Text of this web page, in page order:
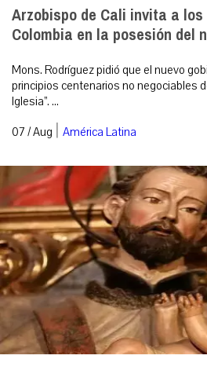
Arzobispo de Cali invita a
Colombia en la posesión del
Mons. Rodríguez pidió que el nuevo
principios centenarios no negociables
Iglesia”. ...
07 / Aug | América Latina